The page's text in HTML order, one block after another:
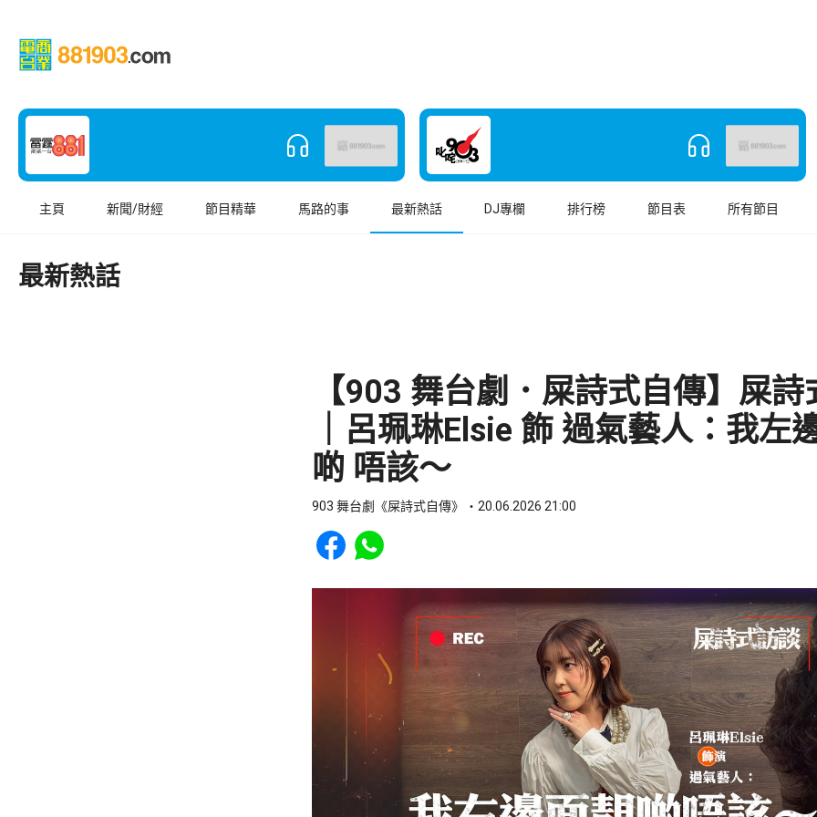
主頁 新聞/財經 節目精華 馬路的事 最新熱話 DJ專欄 排行榜 節目表 所有節目
最新熱話
【903 舞台劇．屎詩式自傳】屎詩
｜呂珮琳Elsie 飾 過氣藝人：我左
啲 唔該～
903 舞台劇《屎詩式自傳》 20.06.2026 21:00
Share to Facebook
Share to WhatsApp